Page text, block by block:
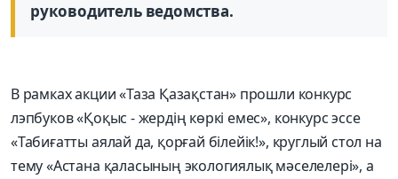
руководитель ведомства.
В рамках акции «Таза Қазақстан» прошли конкурс
лэпбуков «Қоқыс - жердің көркі емес», конкурс эссе
«Табиғатты аялай да, қорғай білейік!», круглый стол на
тему «Астана қаласының экологиялық мәселелері», а